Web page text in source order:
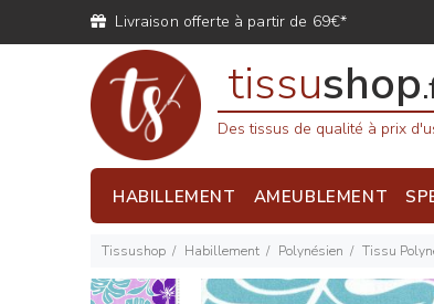
Livraison offerte à partir de 69€*
tissushop
Des tissus de qualité à prix
HABILLEMENT AMEUBLEMENT
Tissushop Habillement Polynésien Tissu